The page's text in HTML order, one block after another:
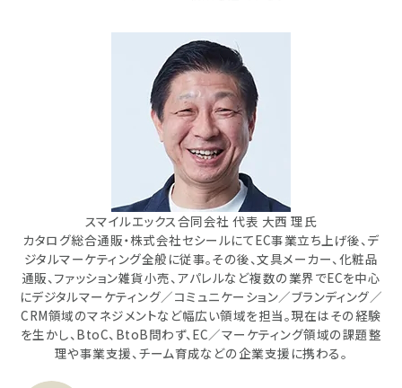
スマイルエックス合同会社 代表 大西 理氏
カタログ総合通販・株式会社セシールにてEC事業立ち上げ後、デ
ジタルマーケティング全般に従事。その後、文具メーカー、化粧品
通販、ファッション雑貨小売、アパレルなど複数の業界でECを中心
にデジタルマーケティング／コミュニケーション／ブランディング／
CRM領域のマネジメントなど幅広い領域を担当。現在はその経験
を生かし、BtoC、BtoB問わず、EC／マーケティング領域の課題整
理や事業支援、チーム育成などの企業支援に携わる。